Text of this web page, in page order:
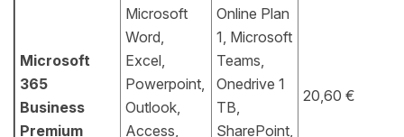
Microsoft
365
Business
Premium
Microsoft
Word,
Excel,
Powerpoint,
Outlook,
Access,
Online Plan
1, Microsoft
Teams,
Onedrive 1
TB,
SharePoint,
20,60 €